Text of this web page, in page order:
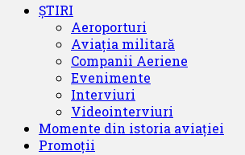
Primary
ȘTIRI
Aeroporturi
Aviația militară
Companii Aeriene
Evenimente
Interviuri
Videointerviuri
Momente din istoria aviației
Promoții